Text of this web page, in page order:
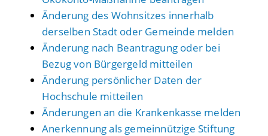
Änderung des Wohnsitzes innerhalb
derselben Stadt oder Gemeinde melden
Änderung nach Beantragung oder bei
Bezug von Bürgergeld mitteilen
Änderung persönlicher Daten der
Hochschule mitteilen
Änderungen an die Krankenkasse melden
Anerkennung als gemeinnützige Stiftung